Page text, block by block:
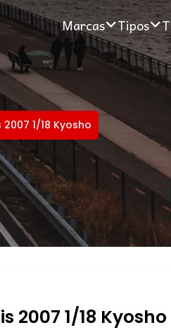
Marcas Tipos
2007 1/18 Kyosho
2007 1/18 Kyosho